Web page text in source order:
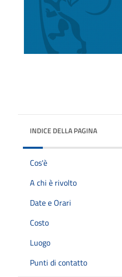
INDICE DELLA PAGINA
Cos'è
A chi è rivolto
Date e Orari
Costo
Luogo
Punti di contatto